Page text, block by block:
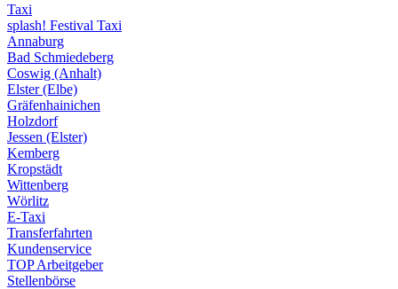
Taxi
splash! Festival Taxi
Annaburg
Bad Schmiedeberg
Coswig (Anhalt)
Elster (Elbe)
Gräfenhainichen
Holzdorf
Jessen (Elster)
Kemberg
Kropstädt
Wittenberg
Wörlitz
E-Taxi
Transferfahrten
Kundenservice
TOP Arbeitgeber
Stellenbörse